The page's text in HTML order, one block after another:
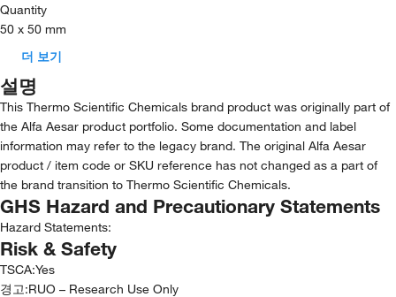
Quantity
50 x 50 mm
더 보기
설명
This Thermo Scientific Chemicals brand product was originally part of
the Alfa Aesar product portfolio. Some documentation and label
information may refer to the legacy brand. The original Alfa Aesar
product / item code or SKU reference has not changed as a part of
the brand transition to Thermo Scientific Chemicals.
GHS Hazard and Precautionary Statements
Hazard Statements:
Risk & Safety
TSCA:Yes
경고:RUO – Research Use Only